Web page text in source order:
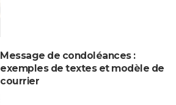
Message de condoléances :
exemples de textes et modèle de
courrier